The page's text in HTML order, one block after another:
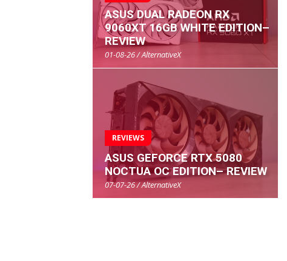
ASUS DUAL RADEON RX
9060XT 16GB WHITE EDITION–
REVIEW
01-08-26 / AlternativeX
REVIEWS
ASUS GEFORCE RTX 5080
NOCTUA OC EDITION– REVIEW
07-07-26 / AlternativeX